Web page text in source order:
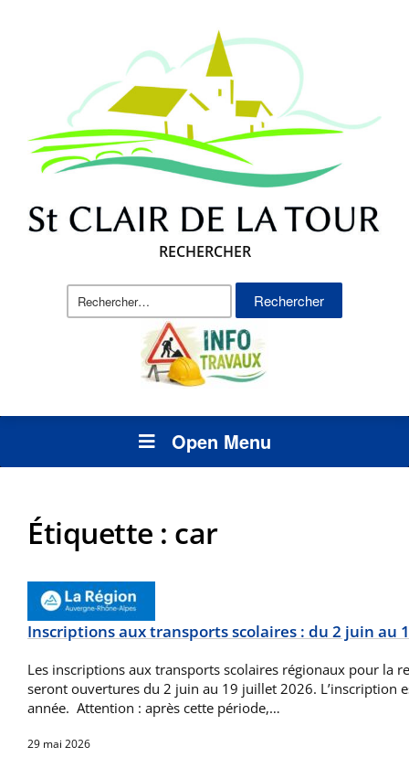
RECHERCHER
Rechercher :
Open Menu
Étiquette : car
Inscriptions aux transports scolaires : du 2 juin au
Les inscriptions aux transports scolaires régionaux pour la
seront ouvertures du 2 juin au 19 juillet 2026. L’inscription
année. Attention : après cette période,…
29 mai 2026